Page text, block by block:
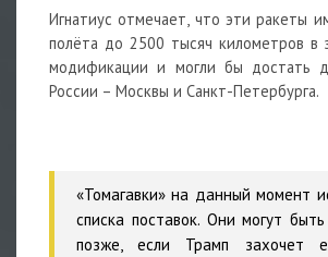
Игнатиус отмечает, что эти ракеты
полёта до 2500 тысяч километров в
модификации и могли бы достать
России – Москвы и Санкт-Петербурга.
«Томагавки» на данный момент
списка поставок. Они могут
позже, если Трамп захочет